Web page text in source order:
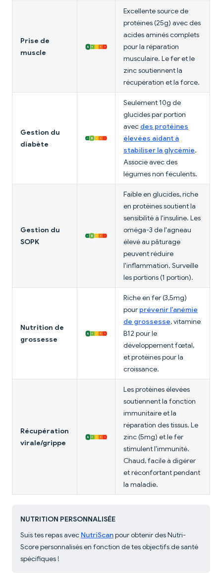
Prise de
muscle
Excellente source de
protéines (25g) avec des
acides aminés complets
pour la réparation
musculaire. Le fer et le
zinc soutiennent la
récupération et la force.
Gestion du
diabète
Seulement 10g de
glucides par portion
avec des protéines
élevées aidant à
stabiliser la glycémie.
Associe avec des
légumes non féculents.
Gestion du
SOPK
Faible en glucides, riche
en protéines soutient la
sensibilité à l'insuline. Les
oméga-3 de l'agneau
élevé au pâturage
peuvent réduire
l'inflammation. Surveille
les portions (1 portion).
Nutrition de
grossesse
Riche en fer (3,5mg)
pour prévenir l'anémie
de grossesse, vitamine
B12 pour le
développement fœtal,
et protéines pour la
croissance.
Récupération
virale/grippe
Les protéines élevées
soutiennent la fonction
immunitaire et la
réparation des tissus. Le
zinc (5mg) et le fer
stimulent l'immunité.
Chaud, facile à digérer
et réconfortant pendant
la maladie.
NUTRITION PERSONNALISÉE
Suis tes repas avec NutriScanpour obtenir des Nutri-
Score personnalisés en fonction de tes objectifs de santé
spécifiques !